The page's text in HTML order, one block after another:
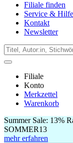
Filiale finden
Service & Hilfe
Kontakt
Newsletter
Filiale
Konto
Merkzettel
Warenkorb
Summer Sale: 13%
SOMMER13
mehr erfahren